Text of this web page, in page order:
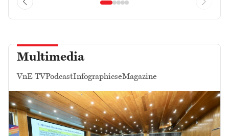
Multimedia
VnE TVPodcastInfographicseMagazine